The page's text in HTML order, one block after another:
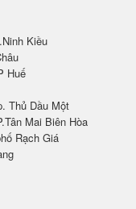
Kiều
Huế
Thủ Dầu Một
Mai Biên Hòa
Rạch Giá